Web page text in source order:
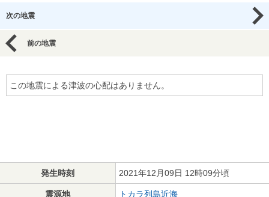
次の地震
前の地震
この地震による津波の心配はありません。
発生時刻 2021年12月09日 12時09分頃
震源地 トカラ列島近海